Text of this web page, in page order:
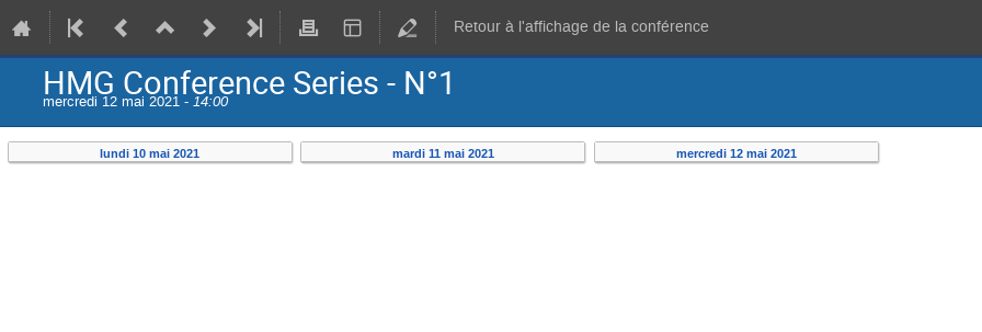
Retour à l'affichage de la conférence
HMG Conference Series - N°1
mercredi 12 mai 2021 - 14:00
lundi 10 mai 2021 mardi 11 mai 2021 mercredi 12 mai 2021